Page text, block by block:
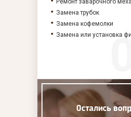
Ремонт заварочного
Замена трубок
Замена кофемолки
Замена или установка
Остались